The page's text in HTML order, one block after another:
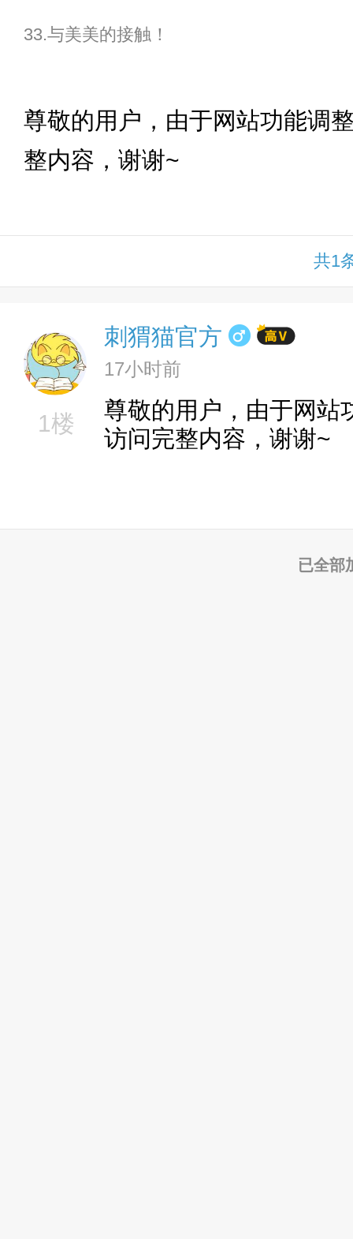
33.与美美的接触！
尊敬的用户，由于网站功能调
整内容，谢谢~
共1
1楼
刺猬猫官方
17小时前
尊敬的用户，由于网站
访问完整内容，谢谢~
已全部